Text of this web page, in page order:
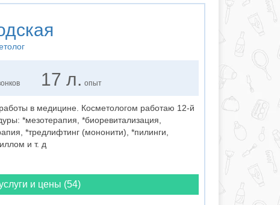
17 л. опыт
в медицине. Косметологом работаю 12-й
*мезотерапия, *биоревитализация,
*тредлифтинг (мононити), *пилинги,
и т. д
и цены (54)